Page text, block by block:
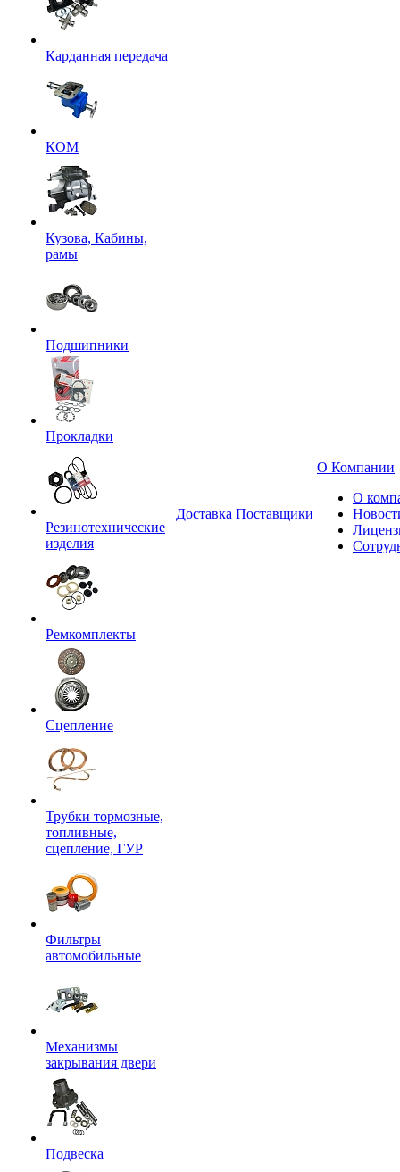
Карданная передача
КОМ
Кузова, Кабины,
рамы
Подшипники
Прокладки
Резинотехнические
изделия
Ремкомплекты
Сцепление
Трубки тормозные,
топливные,
сцепление, ГУР
Фильтры
автомобильные
Механизмы
закрывания двери
Подвеска
Доставка Поставщики
О Компании
О